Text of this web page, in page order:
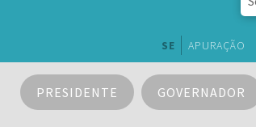
SE APURAÇÃO
PRESIDENTE GOVERNADOR